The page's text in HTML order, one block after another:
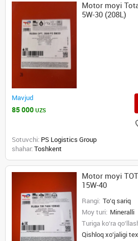
Motor moyi
5W-30 (208L)
Mavjud
85 000 UZS
Sotuvchi: PS Logistics Group
shahar: Toshkent
Motor moyi
15W-40
Rangi: To‘q sariq
Moy turi: Mineralli
Turiga ko‘ra
Qishloq xo‘jaligi